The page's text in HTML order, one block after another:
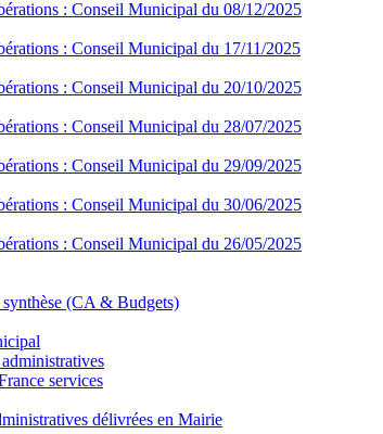
: Conseil Municipal du 08/12/2025
: Conseil Municipal du 17/11/2025
: Conseil Municipal du 20/10/2025
: Conseil Municipal du 28/07/2025
: Conseil Municipal du 29/09/2025
: Conseil Municipal du 30/06/2025
: Conseil Municipal du 26/05/2025
synthèse (CA & Budgets)
services
délivrées en Mairie